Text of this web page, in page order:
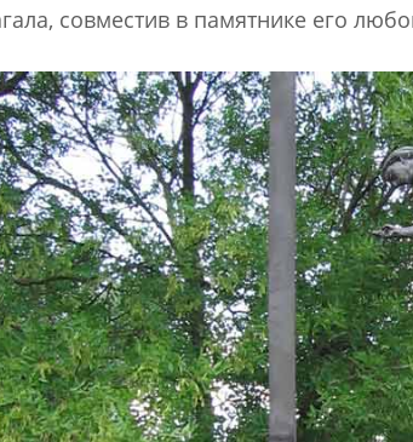
совместив в памятнике его